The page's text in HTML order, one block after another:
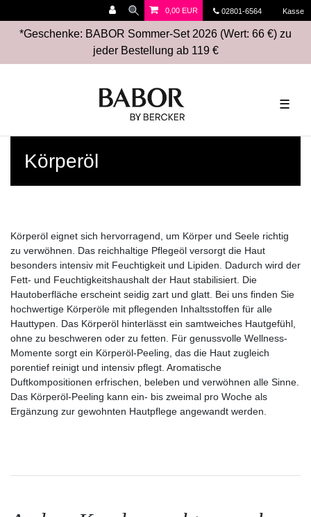
02801-6564 Kasse
0,00 EUR
*Geschenke: BABOR Sommer-Set 2026 (Wert: 66 €) zu
jeder Bestellung ab 119 €
☰
Körperöl
Körperöl eignet sich hervorragend, um Körper und Seele richtig
zu verwöhnen. Das reichhaltige Pflegeöl versorgt die Haut
besonders intensiv mit Feuchtigkeit und Lipiden. Dadurch wird der
Fett- und Feuchtigkeitshaushalt der Haut stabilisiert. Die
Hautoberfläche erscheint seidig zart und glatt. Bei uns finden Sie
hochwertige Körperöle mit pflegenden Inhaltsstoffen für alle
Hauttypen. Das Körperöl hinterlässt ein samtweiches Hautgefühl,
ohne zu beschweren oder zu fetten. Für genussvolle Wellness-
Momente sorgt ein Körperöl-Peeling, das die Haut zugleich
porentief reinigt und intensiv pflegt. Aromatische
Duftkompositionen erfrischen, beleben und verwöhnen alle Sinne.
Das Körperöl-Peeling kann ein- bis zweimal pro Woche als
Ergänzung zur gewohnten Hautpflege angewandt werden.